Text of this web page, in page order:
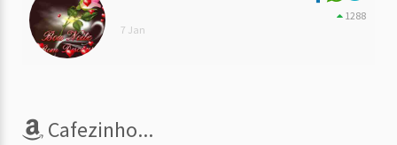
7 Jan
1288
Cafezinho...